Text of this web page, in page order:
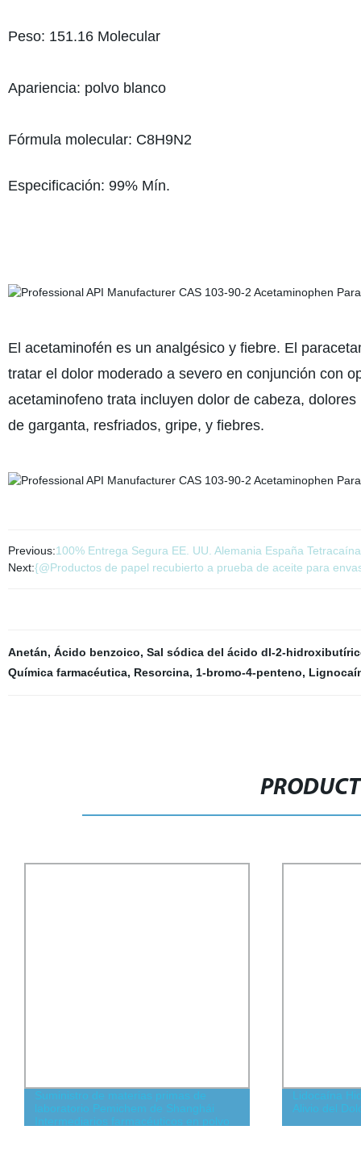
Peso: 151.16 Molecular
Apariencia: polvo blanco
Fórmula molecular: C8H9N2
Especificación: 99% Mín.
El acetaminofén es un analgésico y fiebre. El
tratar el dolor moderado a severo en conjunción con
acetaminofeno trata incluyen dolor de cabeza,
de garganta, resfriados, gripe, y fiebres.
Previous:100% Entrega Segura EE. UU. Alemania España
Next:{@Productos de papel recubierto a prueba de aceite para
Anetán, Ácido benzoico, Sal sódica del ácido dl-2-
Química farmacéutica, Resorcina, 1-bromo-4-penteno,
Suministro de materias primas de
laboratorio Pemichem de Shanghái
Intermediarios farmacéuticos en polvo
Lidocaína
Alivio del